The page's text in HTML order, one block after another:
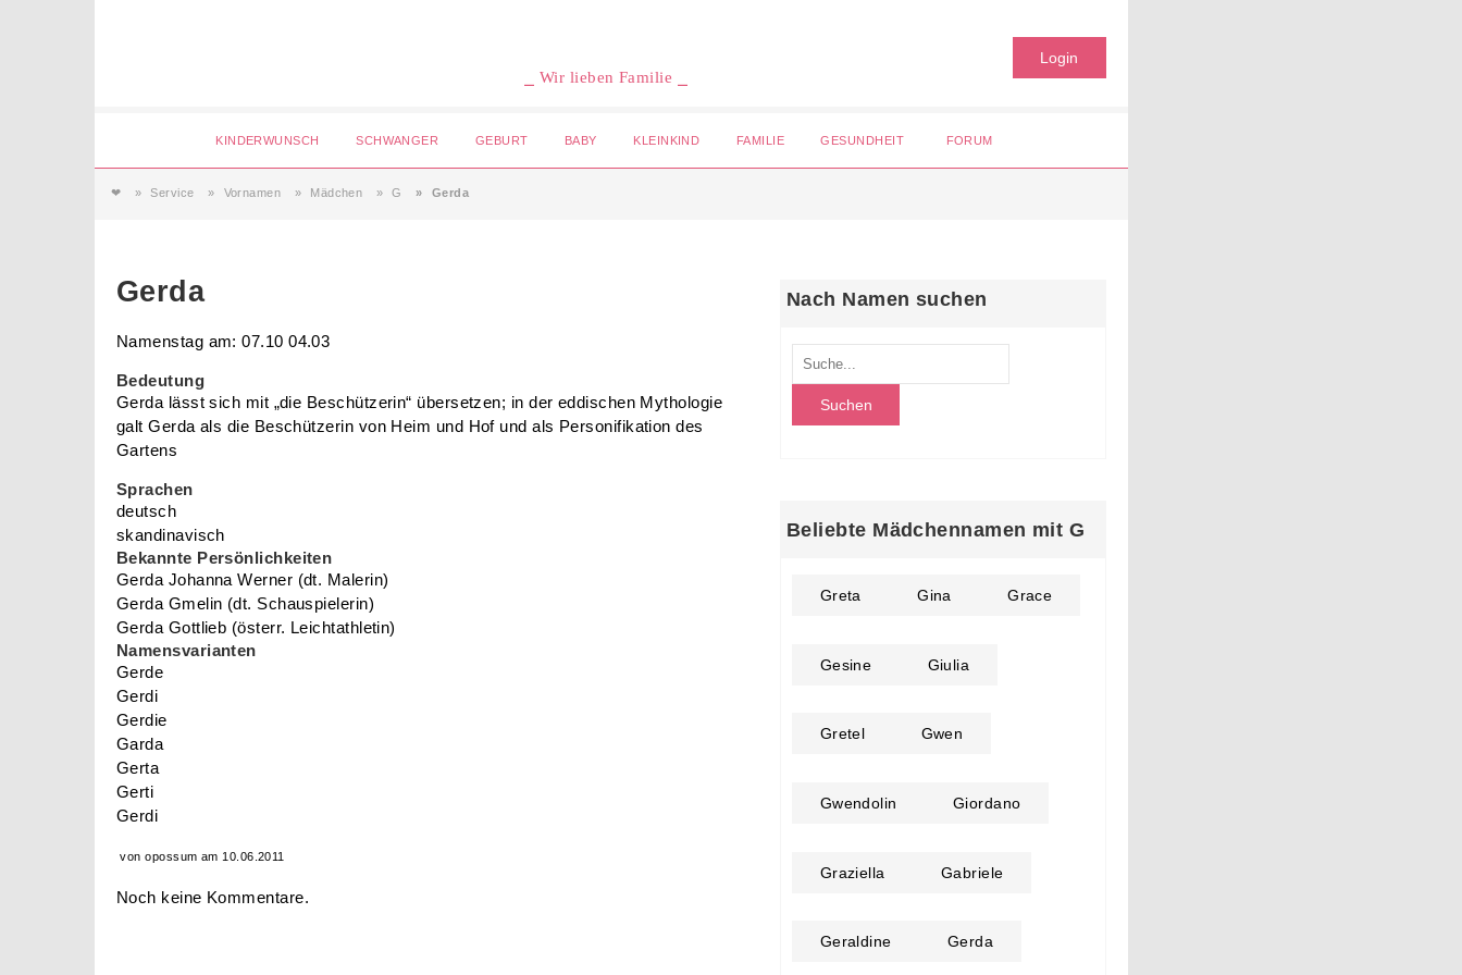
⎯ Wir lieben Familie ⎯
Login
KINDERWUNSCH SCHWANGER GEBURT BABY KLEINKIND FAMILIE GESUNDHEIT FORUM
❤ Service Vornamen Mädchen G Gerda
Gerda
Namenstag am: 07.10 04.03
Bedeutung
Gerda lässt sich mit „die Beschützerin“ übersetzen; in der eddischen Mythologie
galt Gerda als die Beschützerin von Heim und Hof und als Personifikation des
Gartens
Sprachen
deutsch
skandinavisch
Bekannte Persönlichkeiten
Gerda Johanna Werner (dt. Malerin)
Gerda Gmelin (dt. Schauspielerin)
Gerda Gottlieb (österr. Leichtathletin)
Namensvarianten
Gerde
Gerdi
Gerdie
Garda
Gerta
Gerti
Gerdi
von opossum am 10.06.2011
Noch keine Kommentare.
Nach Namen suchen
Beliebte Mädchennamen mit G
Greta Gina Grace
Gesine Giulia
Gretel Gwen
Gwendolin Giordano
Graziella Gabriele
Geraldine Gerda
AGB & Impressum